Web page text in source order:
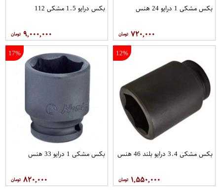
بکس مشکی 1 درایو 24 هنس
۷۲۰,۰۰۰
بکس درایو 1.5 مشکی 112
۹,۰۰۰,۰۰۰
12%
بکس مشکی 3.4 درایو بلند 46 هنس
۱,۵۵۰,۰۰۰
17%
بکس مشکی 1 درایو 33 هنس
۸۲۰,۰۰۰